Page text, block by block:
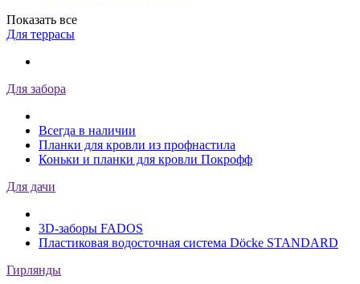
Показать все
Для террасы
Для забора
Всегда в наличии
Планки для кровли из профнастила
Коньки и планки для кровли Покрофф
Для дачи
3D-заборы FADOS
Пластиковая водосточная система Döcke STANDARD
Гирлянды